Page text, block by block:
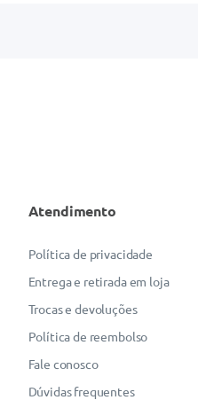
Atendimento
Política de privacidade
Entrega e retirada em loja
Trocas e devoluções
Política de reembolso
Fale conosco
Dúvidas frequentes